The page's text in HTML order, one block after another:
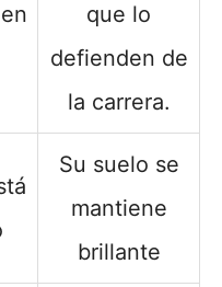
que lo
defienden de
la carrera.
Su suelo se
mantiene
brillante